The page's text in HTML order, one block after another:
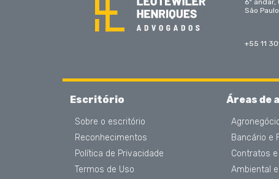
6º
São
+55 11
Escritório
Sobre o escritório
Reconhecimentos
Política de Privacidade
Termos de Uso
Áreas de
Bancário e
Contratos
Ambiental e